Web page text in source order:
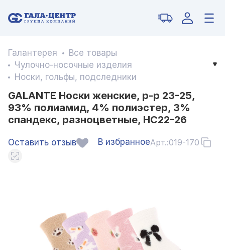
Галантерея
Все товары
Чулочно-носочные изделия
Носки, гольфы, подследники
GALANTE Носки женские, р-р 23-25,
93% полиамид, 4% полиэстер, 3%
спандекс, разноцветные, НС22-26
Оставить отзыв В избранноеАрт.:019-170